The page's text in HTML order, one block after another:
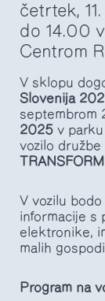
četrtek,
do 14.00
Centrom
V sklopu
Slovenija
septembrom
2025 v
vozilo družbe
V vozilu
informacije s
elektronike,
malih
Program na